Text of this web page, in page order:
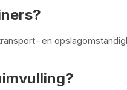
en